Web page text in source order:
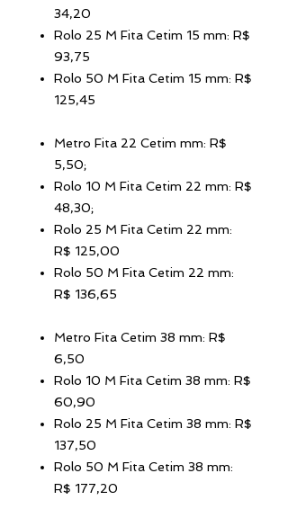
34,20
Rolo 25 M Fita Cetim 15 mm: R$
93,75
Rolo 50 M Fita Cetim 15 mm: R$
125,45
Metro Fita 22 Cetim mm: R$
5,50;
Rolo 10 M Fita Cetim 22 mm: R$
48,30;
Rolo 25 M Fita Cetim 22 mm:
R$ 125,00
Rolo 50 M Fita Cetim 22 mm:
R$ 136,65
Metro Fita Cetim 38 mm: R$
6,50
Rolo 10 M Fita Cetim 38 mm: R$
60,90
Rolo 25 M Fita Cetim 38 mm: R$
137,50
Rolo 50 M Fita Cetim 38 mm:
R$ 177,20